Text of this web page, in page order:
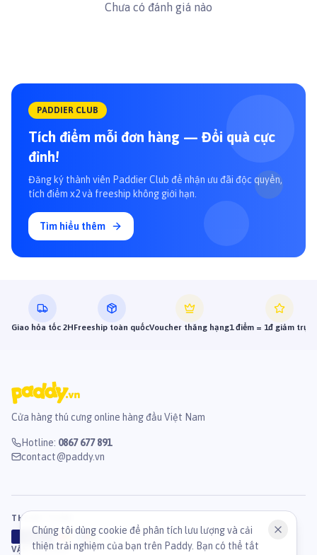
Chưa có đánh giá nào
PADDIER CLUB
Tích điểm mỗi đơn hàng — Đổi quà cực
đỉnh!
Đăng ký thành viên Paddier Club để nhận ưu đãi độc quyền,
tích điểm x2 và freeship không giới hạn.
Tìm hiểu thêm
Giao hỏa tốc 2HFreeship toàn quốcVoucher thăng hạng1 điểm = 1đ giảm trực
Cửa hàng thú cưng online hàng đầu Việt Nam
Hotline: 0867 677 891
contact@paddy.vn
THANH TOÁN
B
VẬN CHUYỂN
Chúng tôi dùng cookie để phân tích lưu lượng và cải
thiện trải nghiệm của bạn trên Paddy. Bạn có thể tắt